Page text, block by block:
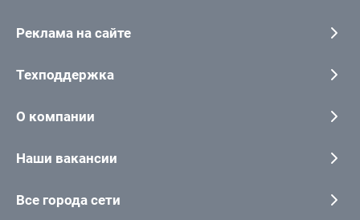
Реклама на сайте
Техподдержка
О компании
Наши вакансии
Все города сети